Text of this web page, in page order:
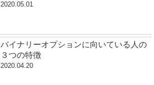
2020.05.01
バイナリーオプションに向いている人の
３つの特徴
2020.04.20